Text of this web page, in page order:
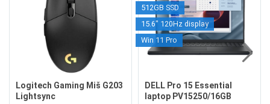
Logitech Gaming Miš G203
Lightsync
512GB SSD
15.6" 120Hz display
Win 11 Pro
DELL Pro 15 Essential
laptop PV15250/16GB